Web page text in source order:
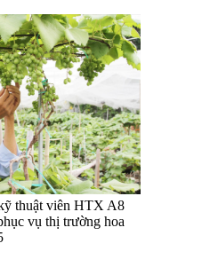
thuật viên HTX A8
vụ thị trường hoa